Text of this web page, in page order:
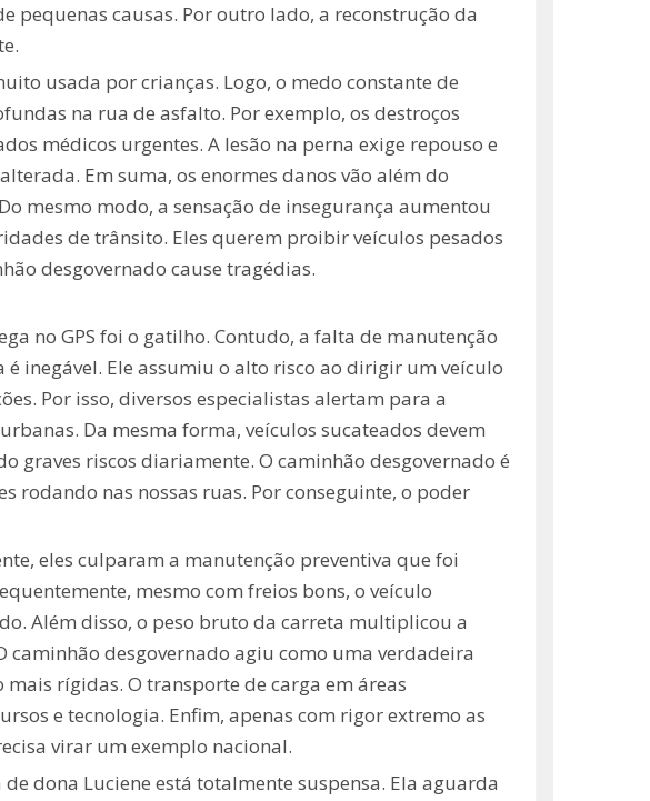
pequenas causas. Por outro lado, a reconstrução da
usada por crianças. Logo, o medo constante de
na rua de asfalto. Por exemplo, os destroços
médicos urgentes. A lesão na perna exige repouso e
Em suma, os enormes danos vão além do
mesmo modo, a sensação de insegurança aumentou
de trânsito. Eles querem proibir veículos pesados
desgovernado cause tragédias.
no GPS foi o gatilho. Contudo, a falta de manutenção
inegável. Ele assumiu o alto risco ao dirigir um veículo
Por isso, diversos especialistas alertam para a
Da mesma forma, veículos sucateados devem
graves riscos diariamente. O caminhão desgovernado é
nas nossas ruas. Por conseguinte, o poder
eles culparam a manutenção preventiva que foi
mesmo com freios bons, o veículo
Além disso, o peso bruto da carreta multiplicou a
caminhão desgovernado agiu como uma verdadeira
rígidas. O transporte de carga em áreas
e tecnologia. Enfim, apenas com rigor extremo as
virar um exemplo nacional.
dona Luciene está totalmente suspensa. Ela aguarda